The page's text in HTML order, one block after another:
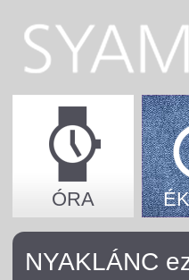
ÓRA
NYAKLÁNC